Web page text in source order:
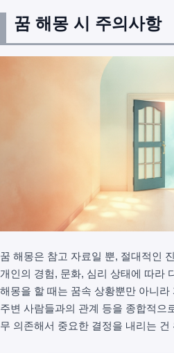
꿈 해몽 시 주의사항
꿈 해몽은 참고 자료일 뿐, 절대적인
개인의 경험, 문화, 심리 상태에 따라
해몽을 할 때는 꿈속 상황뿐만 아니
주변 사람들과의 관계 등을 종합적으
무 의존해서 중요한 결정을 내리는 건